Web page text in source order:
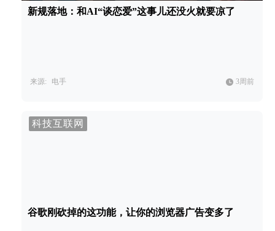
新规落地：和AI“谈恋爱”这事儿还没火就要凉了
来源: 电手 3周前
科技互联网
谷歌刚砍掉的这功能，让你的浏览器广告变多了